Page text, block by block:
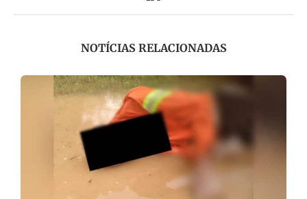
NOTÍCIAS RELACIONADAS